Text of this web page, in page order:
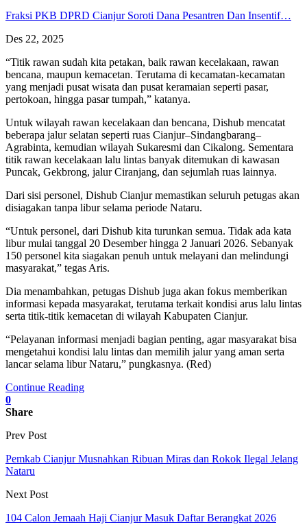
Fraksi PKB DPRD Cianjur Soroti Dana Pesantren Dan Insentif…
Des 22, 2025
“Titik rawan sudah kita petakan, baik rawan kecelakaan, rawan
bencana, maupun kemacetan. Terutama di kecamatan-kecamatan
yang menjadi pusat wisata dan pusat keramaian seperti pasar,
pertokoan, hingga pasar tumpah,” katanya.
Untuk wilayah rawan kecelakaan dan bencana, Dishub mencatat
beberapa jalur selatan seperti ruas Cianjur–Sindangbarang–
Agrabinta, kemudian wilayah Sukaresmi dan Cikalong. Sementara
titik rawan kecelakaan lalu lintas banyak ditemukan di kawasan
Puncak, Gekbrong, jalur Ciranjang, dan sejumlah ruas lainnya.
Dari sisi personel, Dishub Cianjur memastikan seluruh petugas akan
disiagakan tanpa libur selama periode Nataru.
“Untuk personel, dari Dishub kita turunkan semua. Tidak ada kata
libur mulai tanggal 20 Desember hingga 2 Januari 2026. Sebanyak
150 personel kita siagakan penuh untuk melayani dan melindungi
masyarakat,” tegas Aris.
Dia menambahkan, petugas Dishub juga akan fokus memberikan
informasi kepada masyarakat, terutama terkait kondisi arus lalu lintas
serta titik-titik kemacetan di wilayah Kabupaten Cianjur.
“Pelayanan informasi menjadi bagian penting, agar masyarakat bisa
mengetahui kondisi lalu lintas dan memilih jalur yang aman serta
lancar selama libur Nataru,” pungkasnya. (Red)
Continue Reading
0
Share
Prev Post
Pemkab Cianjur Musnahkan Ribuan Miras dan Rokok Ilegal Jelang
Nataru
Next Post
104 Calon Jemaah Haji Cianjur Masuk Daftar Berangkat 2026